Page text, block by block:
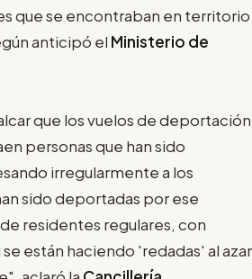
que se encontraban en territorio
anticipó el Ministerio de
que los vuelos de deportación
personas que han sido
irregularmente a los
sido deportadas por ese
residentes regulares, con
están haciendo 'redadas' al azar